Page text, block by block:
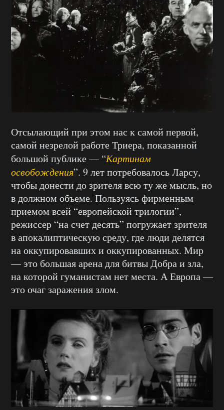
Отсылающий при этом нас к самой первой,
самой незрелой работе Триера, показанной
большой публике — “Картинам
освобождения”. 9 лет потребовалось Ларсу,
чтобы донести до зрителя всю ту же мысль, но
в должном объеме. Пользуясь фирменным
приемом всей “европейской трилогии”,
режиссер “на счет десять” погружает зрителя
в апокалиптическую среду, где люди делятся
на оккупировавших и оккупированных. Мир
— это большая арена для битвы Добра и зла,
на которой гуманистам нет места. А Европа —
это очаг заражения злом.